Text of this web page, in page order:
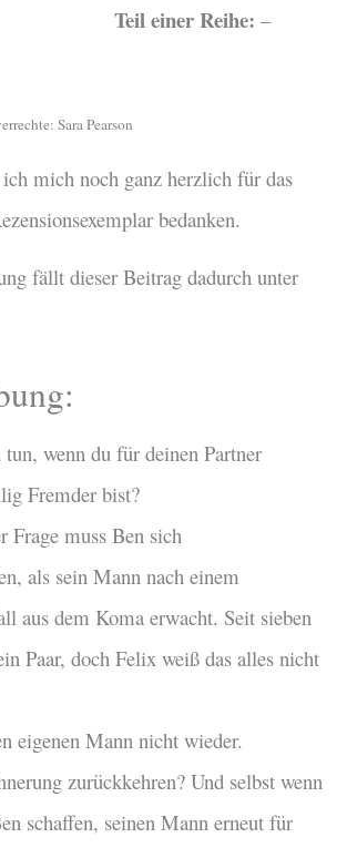
Teil einer Reihe:–
Sara Pearson
mich noch ganz herzlich für das
bedanken.
fällt dieser Beitrag dadurch unter
wenn du für deinen Partner
Fremder bist?
Frage muss Ben sich
als sein Mann nach einem
aus dem Koma erwacht. Seit sieben
Paar, doch Felix weiß das alles nicht
eigenen Mann nicht wieder.
zurückkehren? Und selbst wenn
schaffen, seinen Mann erneut für